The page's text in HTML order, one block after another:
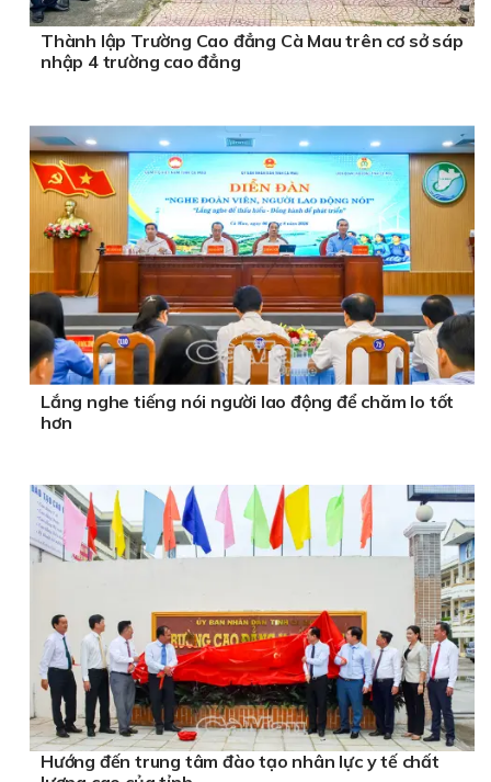
Thành lập Trường Cao đẳng Cà Mau trên cơ sở sáp
nhập 4 trường cao đẳng
Lắng nghe tiếng nói người lao động để chăm lo tốt
hơn
Hướng đến trung tâm đào tạo nhân lực y tế chất